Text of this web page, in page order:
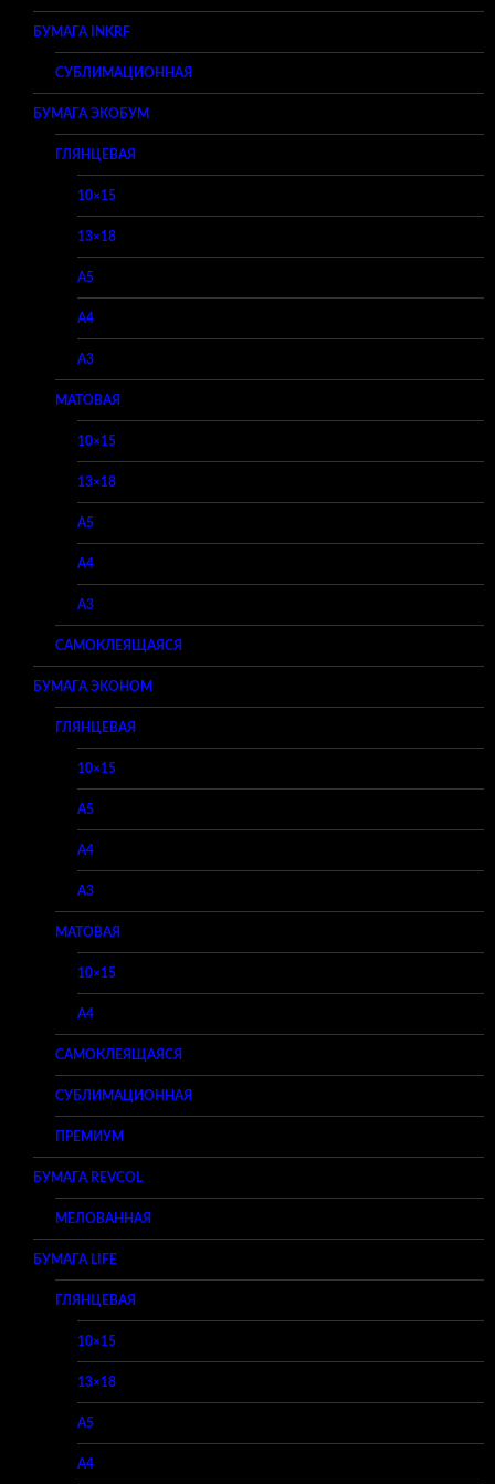
БУМАГА INKRF
СУБЛИМАЦИОННАЯ
БУМАГА ЭКОБУМ
ГЛЯНЦЕВАЯ
10×15
13×18
A5
A4
A3
МАТОВАЯ
10×15
13×18
A5
A4
A3
САМОКЛЕЯЩАЯСЯ
БУМАГА ЭКОНОМ
ГЛЯНЦЕВАЯ
10×15
A5
A4
A3
МАТОВАЯ
10×15
A4
САМОКЛЕЯЩАЯСЯ
СУБЛИМАЦИОННАЯ
ПРЕМИУМ
БУМАГА REVCOL
МЕЛОВАННАЯ
БУМАГА LIFE
ГЛЯНЦЕВАЯ
10×15
13×18
A5
A4